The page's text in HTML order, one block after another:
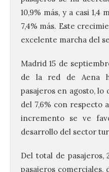
10,9% más, y a casi 1,4
7,4% más. Este
excelente marcha del
Madrid 15 de
de la red de Aena
pasajeros en agosto,
del 7,6% con respecto
incremento se ve
desarrollo del sector
Del total de pasajeros,
pasajeros comerciales,